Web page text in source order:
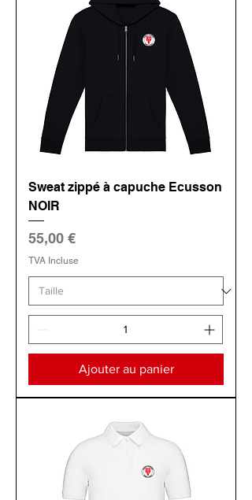
Sweat zippé à capuche Ecusson
NOIR
Prix
55,00 €
TVA Incluse
Ajouter au panier